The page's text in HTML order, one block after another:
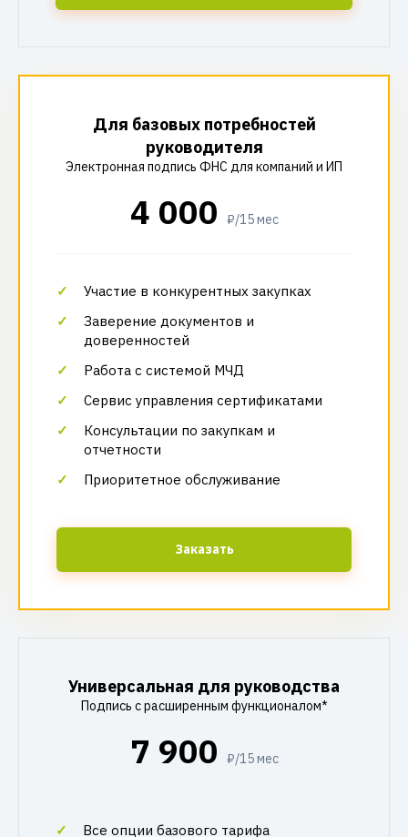
Для базовых потребностей
руководителя
Электронная подпись ФНС для компаний и ИП
4 000 ₽/15 мес
Участие в конкурентных закупках
Заверение документов и
доверенностей
Работа с системой МЧД
Сервис управления сертификатами
Консультации по закупкам и
отчетности
Приоритетное обслуживание
Заказать
Универсальная для руководства
Подпись с расширенным функционалом*
7 900 ₽/15 мес
Все опции базового тарифа